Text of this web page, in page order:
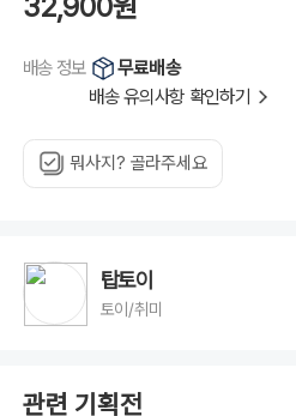
배송 정보
무료배송
배송 유의사항 확인하기
뭐사지? 골라주세요
탑토이
토이/취미
관련 기획전